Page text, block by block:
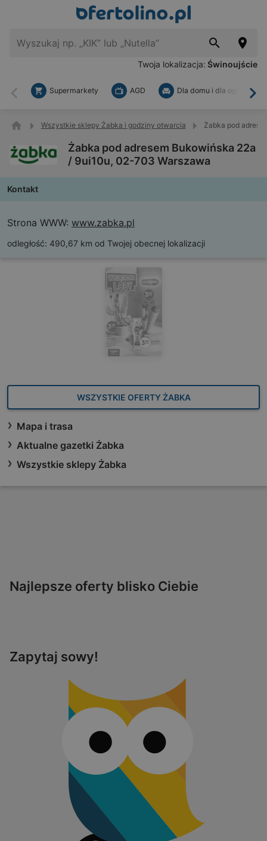
Twoja lokalizacja: Świnoujście
Wstecz
Supermarkety AGD Dla domu i dla ogrodu
Wszystkie sklepy Żabka i godziny otwarcia Żabka pod
Żabka pod adresem Bukowińska 22a
/ 9ui10u, 02-703 Warszawa
Kontakt
Strona WWW: www.zabka.pl
odległość: 490,67 km od Twojej obecnej lokalizacji
WSZYSTKIE OFERTY ŻABKA
Mapa i trasa
Aktualne gazetki Żabka
Wszystkie sklepy Żabka
Najlepsze oferty blisko Ciebie
Zapytaj sowy!